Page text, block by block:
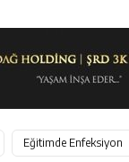
Eğitimde Enfeksiyon